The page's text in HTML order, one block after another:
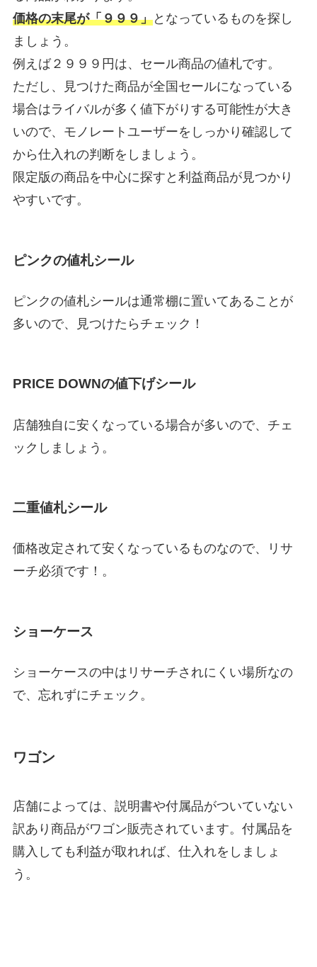
価格の末尾が「９９９」となっているものを探し
ましょう。
例えば２９９９円は、セール商品の値札です。
ただし、見つけた商品が全国セールになっている
場合はライバルが多く値下がりする可能性が大き
いので、モノレートユーザーをしっかり確認して
から仕入れの判断をしましょう。
限定版の商品を中心に探すと利益商品が見つかり
やすいです。
ピンクの値札シール
ピンクの値札シールは通常棚に置いてあることが
多いので、見つけたらチェック！
PRICE DOWNの値下げシール
店舗独自に安くなっている場合が多いので、チェ
ックしましょう。
二重値札シール
価格改定されて安くなっているものなので、リサ
ーチ必須です！。
ショーケース
ショーケースの中はリサーチされにくい場所なの
で、忘れずにチェック。
ワゴン
店舗によっては、説明書や付属品がついていない
訳あり商品がワゴン販売されています。付属品を
購入しても利益が取れれば、仕入れをしましょ
う。